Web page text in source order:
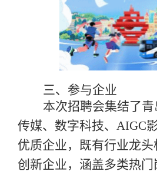
三、参与企业
本次招聘会集结了
传媒、数字科技、 AIGC
优质企业，既有行业龙
创新企业，涵盖多类热